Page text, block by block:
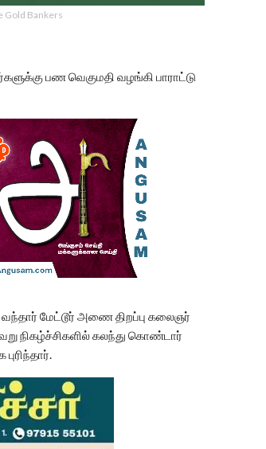
Gold Bankers
பண வெகுமதி வழங்கி பாராட்டு
மேட்டூர் அணை திறப்பு கலைஞர்
நிகழ்ச்சிகளில் கலந்து கொண்டார்